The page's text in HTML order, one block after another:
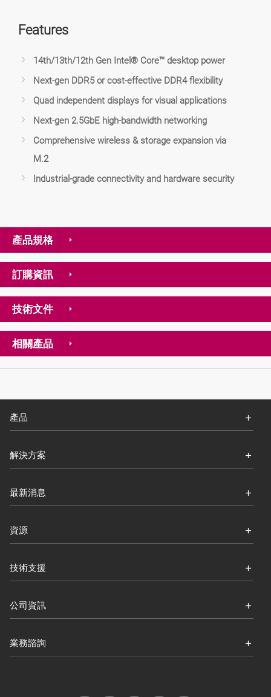
Features
14th/13th/12th Gen Intel® Core™ desktop power
Next-gen DDR5 or cost-effective DDR4 flexibility
Quad independent displays for visual applications
Next-gen 2.5GbE high-bandwidth networking
Comprehensive wireless & storage expansion via
M.2
Industrial-grade connectivity and hardware security
產品規格
訂購資訊
技術文件
相關產品
產品
解決方案
最新消息
資源
技術支援
公司資訊
業務諮詢